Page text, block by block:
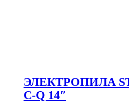
ЭЛЕКТРОПИЛА
C-Q 14″